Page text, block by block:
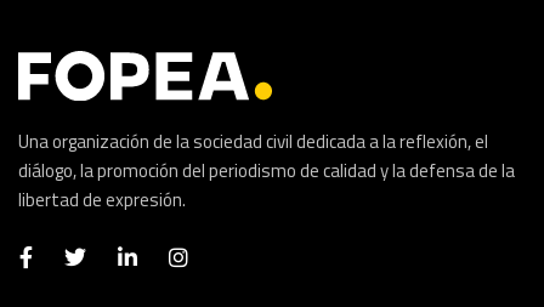
Una organización de la sociedad civil dedicada a la reflexión, el
diálogo, la promoción del periodismo de calidad y la defensa de la
libertad de expresión.